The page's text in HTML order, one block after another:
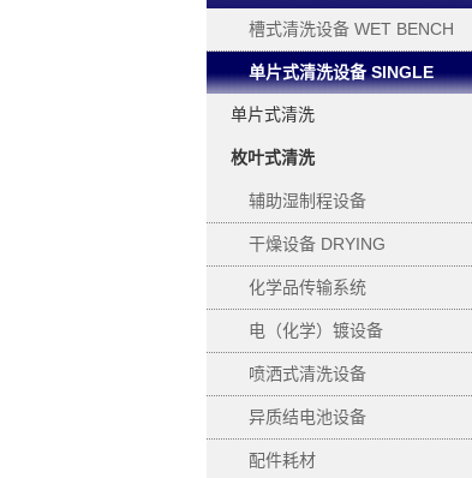
槽式清洗设备 WET BENCH
单片式清洗设备 SINGLE
WAFER PROCESSING
单片式清洗
枚叶式清洗
辅助湿制程设备
SUPPORTING
干燥设备 DRYING
化学品传输系统
电（化学）镀设备
ELECTROPLATING
喷洒式清洗设备
异质结电池设备
配件耗材